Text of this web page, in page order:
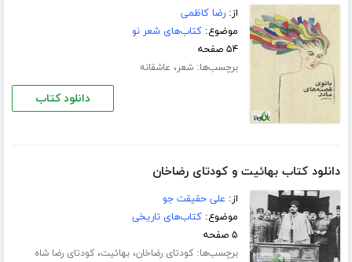
از:رضا کاظمی
موضوع:کتاب‌های شعر نو
۵۴ صفحه
برچسب‌ها:شعر، عاشقانه
دانلود کتاب
دانلود کتاب بهائیت و کودتای رضاخان
از: علی حقیقت جو
موضوع:کتاب‌های تاریخی
۵ صفحه
برچسب‌ها:کودتای رضاخان،بهائیت،کودتای رضا شاه